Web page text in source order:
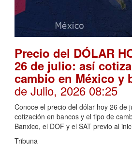
Precio del DÓLAR
26 de julio: así
cambio en México y
de Julio, 2026 08:25
Conoce el precio del dólar hoy 26 de
cotización en bancos y el tipo de
Banxico, el DOF y el SAT previo al
Tribuna